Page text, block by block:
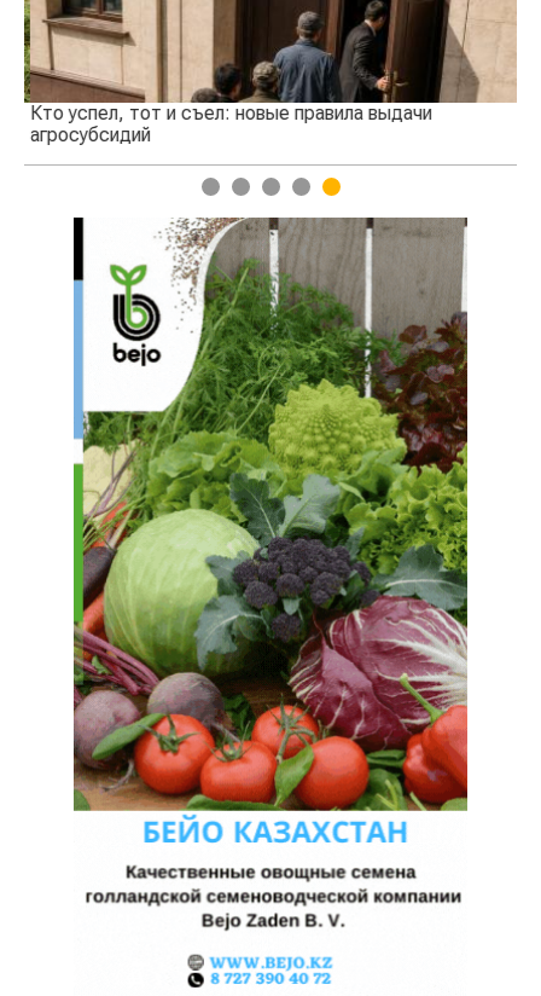
Кто успел, тот и съел: новые правила выдачи
агросубсидий
1 2 3 4 5